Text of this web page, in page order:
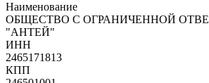
Наименование
ОБЩЕСТВО С ОГРАНИЧЕННОЙ
"АНТЕЙ"
ИНН
2465171813
КПП